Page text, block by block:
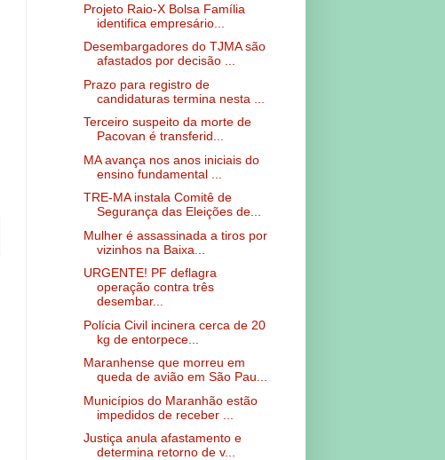
Projeto Raio-X Bolsa Família
identifica empresário...
Desembargadores do TJMA são
afastados por decisão ...
Prazo para registro de
candidaturas termina nesta ...
Terceiro suspeito da morte de
Pacovan é transferid...
MA avança nos anos iniciais do
ensino fundamental ...
TRE-MA instala Comitê de
Segurança das Eleições de...
Mulher é assassinada a tiros por
vizinhos na Baixa...
URGENTE! PF deflagra
operação contra três
desembar...
Polícia Civil incinera cerca de 20
kg de entorpece...
Maranhense que morreu em
queda de avião em São Pau...
Municípios do Maranhão estão
impedidos de receber ...
Justiça anula afastamento e
determina retorno de v...